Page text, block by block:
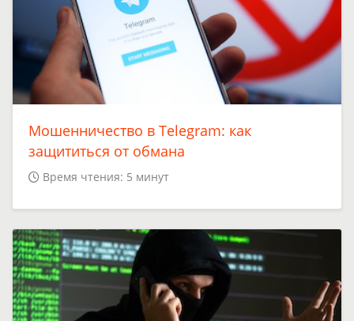
Мошенничество в Telegram: как
защититься от обмана
Время чтения: 5 минут